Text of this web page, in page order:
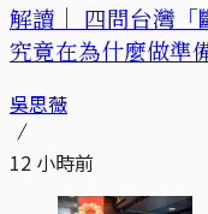
解讀｜ 四問台灣「
究竟在為什麼做準
吳思薇
12 小時前